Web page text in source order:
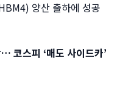
양산 출하에 성공
코스피 ‘매도 사이드카’